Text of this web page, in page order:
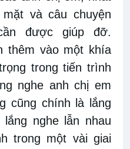
và câu chuyện
được giúp đỡ.
thêm vào một khía
trong tiến trình
nghe anh chị em
cũng chính là lắng
nghe lẫn nhau
trong một vài giai